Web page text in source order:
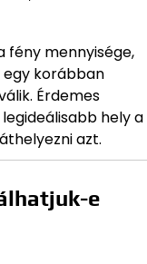
fény mennyisége,
egy korábban
Érdemes
hely a
azt.
e